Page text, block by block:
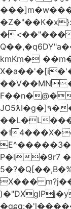
kmKm�
F��n�@�
JO5ƛI�ɡ�]٩��������r�㖭
��L�L
�˦
P�l�9r7
X���